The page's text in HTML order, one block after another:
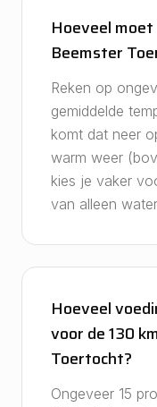
Hoeveel
Beemster
Reken op
gemiddelde
komt dat neer
warm weer
kies je vaker
van alleen
Hoeveel
voor de 130
Toertocht?
Ongeveer 15